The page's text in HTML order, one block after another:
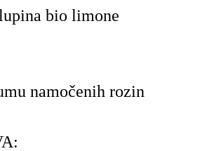
bio limone
namočenih rozin